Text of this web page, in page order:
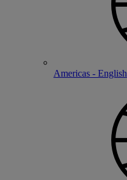
Americas - English